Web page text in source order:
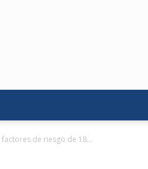
de riesgo de 18...